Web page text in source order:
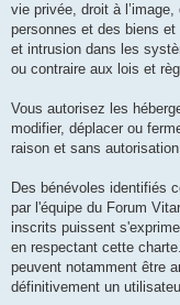
vie privée, droit à
personnes et des biens
et intrusion dans les
ou contraire aux lois et
Vous autorisez les
modifier, déplacer ou
raison et sans
Des bénévoles identifiés
par l'équipe du Forum
inscrits puissent
en respectant cette
peuvent notamment être
définitivement un